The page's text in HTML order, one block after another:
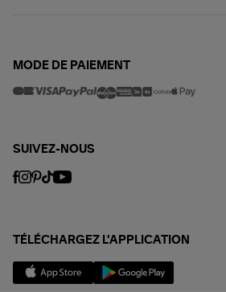
MODE DE PAIEMENT
SUIVEZ-NOUS
TÉLÉCHARGEZ L'APPLICATION